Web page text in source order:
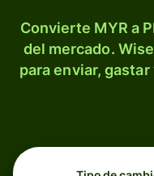
Convierte MYR a
del mercado.
para enviar,